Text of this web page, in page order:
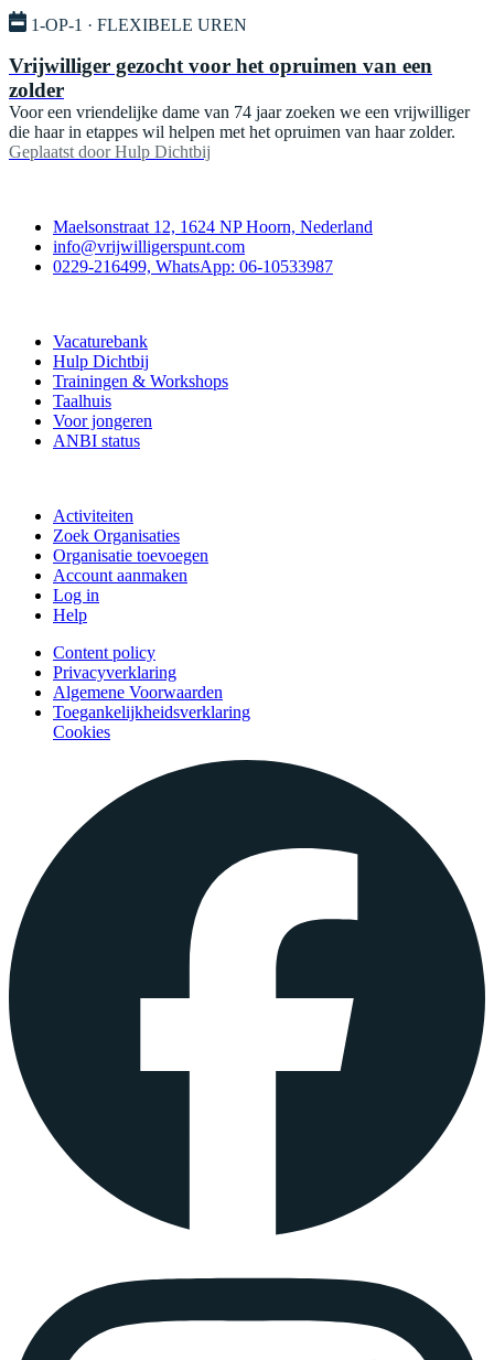
1-OP-1 · FLEXIBELE UREN
Vrijwilliger gezocht voor het opruimen van een
zolder
Voor een vriendelijke dame van 74 jaar zoeken we een vrijwilliger
die haar in etappes wil helpen met het opruimen van haar zolder.
Geplaatst door Hulp Dichtbij
Maelsonstraat 12, 1624 NP Hoorn, Nederland
info@vrijwilligerspunt.com
0229-216499, WhatsApp: 06-10533987
Vacaturebank
Hulp Dichtbij
Trainingen & Workshops
Taalhuis
Voor jongeren
ANBI status
Activiteiten
Zoek Organisaties
Organisatie toevoegen
Account aanmaken
Log in
Help
Content policy
Privacyverklaring
Algemene Voorwaarden
Toegankelijkheidsverklaring
Cookies